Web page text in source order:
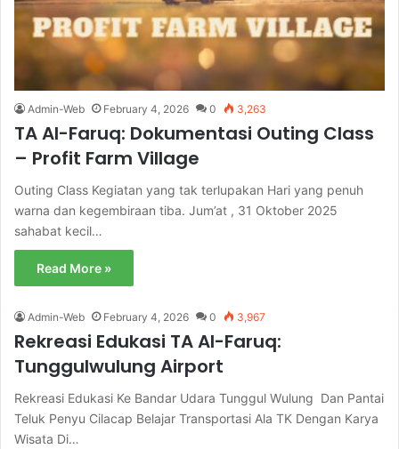
Admin-Web February 4, 2026 0 3,263
TA Al-Faruq: Dokumentasi Outing Class
– Profit Farm Village
Outing Class Kegiatan yang tak terlupakan Hari yang penuh
warna dan kegembiraan tiba. Jum’at , 31 Oktober 2025
sahabat kecil…
Read More »
Admin-Web February 4, 2026 0 3,967
Rekreasi Edukasi TA Al-Faruq:
Tunggulwulung Airport
Rekreasi Edukasi Ke Bandar Udara Tunggul Wulung Dan Pantai
Teluk Penyu Cilacap Belajar Transportasi Ala TK Dengan Karya
Wisata Di…